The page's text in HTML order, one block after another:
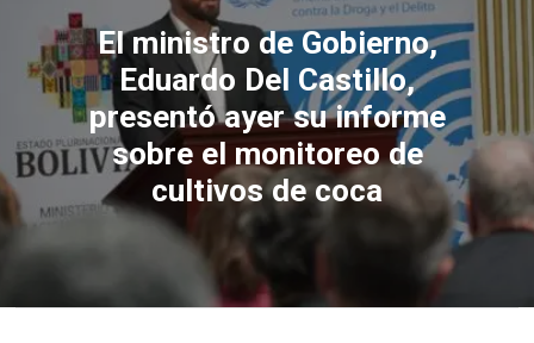
El ministro de Gobierno,
Eduardo Del Castillo,
presentó ayer su informe
sobre el monitoreo de
cultivos de coca